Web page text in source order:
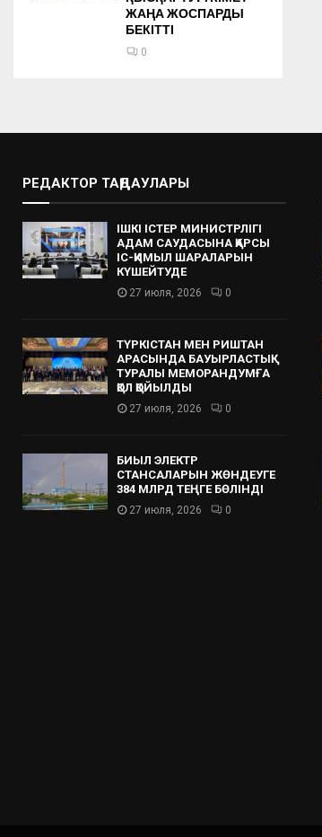
ЖАҢА ЖОСПАРДЫ
БЕКІТТІ
0
РЕДАКТОР ТАҢДАУЛАРЫ
ІШКІ ІСТЕР МИНИСТРЛІГІ
АДАМ САУДАСЫНА ҚАРСЫ
ІС-ҚИМЫЛ ШАРАЛАРЫН
КҮШЕЙТУДЕ
27 июля, 2026 0
ТҮРКІСТАН МЕН РИШТАН
АРАСЫНДА БАУЫРЛАСТЫҚ
ТУРАЛЫ МЕМОРАНДУМҒА
ҚОЛ ҚОЙЫЛДЫ
27 июля, 2026 0
БИЫЛ ЭЛЕКТР
СТАНСАЛАРЫН ЖӨНДЕУГЕ
384 МЛРД ТЕҢГЕ БӨЛІНДІ
27 июля, 2026 0